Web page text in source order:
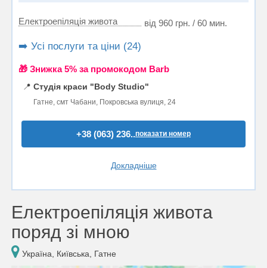
Електроепіляція живота від 960 грн. / 60 мин.
➡️ Усі послуги та ціни (24)
🎁 Знижка 5% за промокодом Barb
📍 Студія краси "Body Studio"
Гатне, смт Чабани, Покровська вулиця, 24
+38 (063) 236..показати номер
Докладніше
Електроепіляція живота
поряд зі мною
Україна, Київська, Гатне